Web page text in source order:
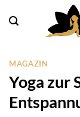
Inhalt
MAGAZIN
Yoga zur